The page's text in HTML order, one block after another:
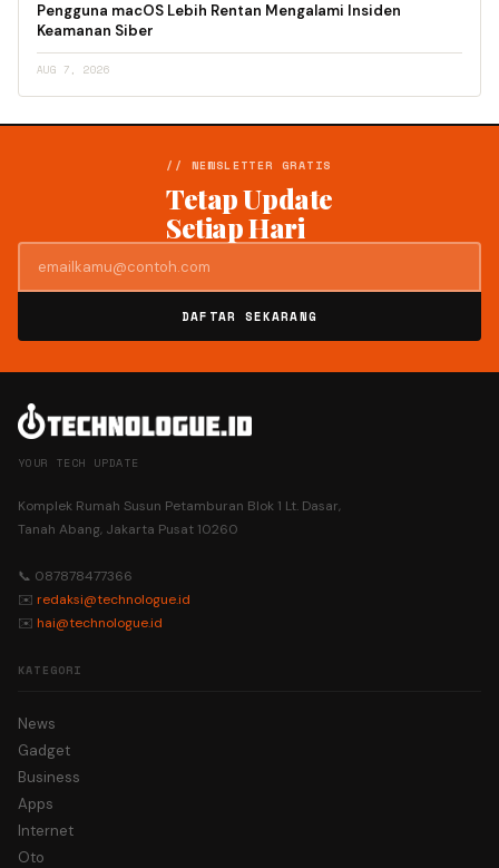
Pengguna macOS Lebih Rentan Mengalami Insiden
Keamanan Siber
AUG 7, 2026
// NEWSLETTER GRATIS
Tetap Update
Setiap Hari
DAFTAR SEKARANG
YOUR TECH UPDATE
Komplek Rumah Susun Petamburan Blok 1 Lt. Dasar,
Tanah Abang, Jakarta Pusat 10260
📞 087878477366
✉️ redaksi@technologue.id
✉️ hai@technologue.id
KATEGORI
News
Gadget
Business
Apps
Internet
Oto